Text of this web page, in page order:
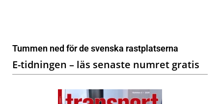
Tummen ned för de svenska rastplatserna
E-tidningen – läs senaste numret gratis